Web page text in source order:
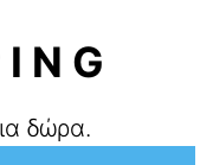
δώρα.